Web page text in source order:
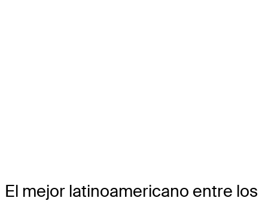
El mejor latinoamericano entre los